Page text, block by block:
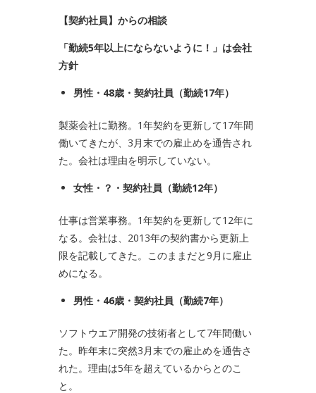
【契約社員】からの相談
「勤続5年以上にならないように！」は会社
方針
男性・ 48歳・契約社員（勤続17年）
製薬会社に勤務。1年契約を更新して17年間
働いてきたが、3月末での雇止めを通告され
た。会社は理由を明示していない。
女性・？・契約社員（勤続12年）
仕事は営業事務。1年契約を更新して12年に
なる。会社は、2013年の契約書から更新上
限を記載してきた。このままだと9月に雇止
めになる。
男性・ 46歳・契約社員（勤続7年）
ソフトウエア開発の技術者として7年間働い
た。昨年末に突然3月末での雇止めを通告さ
れた。理由は5年を超えているからとのこ
と。